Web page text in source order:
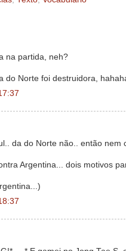
na partida, neh?
do Norte foi destruidora,
da do Norte não.. então nem
Argentina... dois motivos